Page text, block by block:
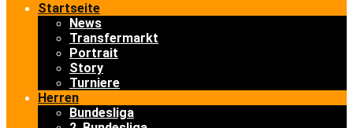
Startseite
News
Transfermarkt
Portrait
Story
Turniere
Herren
Bundesliga